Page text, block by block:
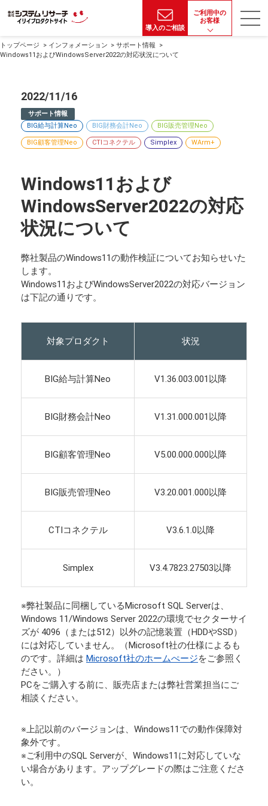
導入のご相談
ご利用中の
お客様
トップページ インフォメーション
サポート情報
Windows11およびWindowsServer2022の対応状況について
2022/11/16
サポート情報
BIG給与計算Neo
BIG財務会計Neo BIG販売管理Neo
BIG顧客管理Neo CTIコネクテル Simplex WArm+
Windows11および
WindowsServer2022の対応
状況について
弊社製品のWindows11の動作検証についてお知らせいた
します。
Windows11およびWindowsServer2022の対応バージョン
は下記の通りです。
対象プロダクト 状況
BIG給与計算Neo V1.36.003.001以降
BIG財務会計Neo V1.31.000.001以降
BIG顧客管理Neo V5.00.000.000以降
BIG販売管理Neo V3.20.001.000以降
CTIコネクテル V3.6.1.0以降
Simplex V3.4.7823.27503以降
※弊社製品に同梱しているMicrosoft SQL Serverは、
Windows 11/Windows Server 2022の環境でセクターサイ
ズが 4096（または512）以外の記憶装置（HDDやSSD）
には対応していません。（Microsoft社の仕様によるも
のです。詳細は Microsoft社のホームぺージをご参照く
ださい。）
PCをご購入する前に、販売店または弊社営業担当にご
相談ください。
※上記以前のバージョンは、Windows11での動作保障対
象外です。
※ご利用中のSQL Serverが、Windows11に対応していな
い場合があります。アップグレードの際はご注意くださ
い。